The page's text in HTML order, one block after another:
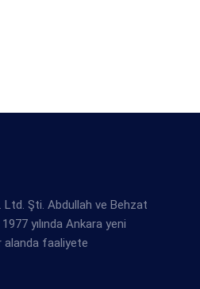
Ltd. Şti. Abdullah ve Behzat
yılında Ankara yeni
alanda faaliyete